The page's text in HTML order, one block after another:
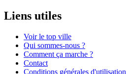
Liens utiles
Voir le top ville
Qui sommes-nous ?
Comment ça marche ?
Contact
Conditions générales d'utilisation